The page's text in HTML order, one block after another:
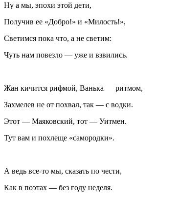
Ну а мы, эпохи этой дети,
Получив ее «Добро!» и «Милость!»,
Светимся пока что, а не светим:
Чуть нам повезло — уже и взвились.
Жан кичится рифмой, Ванька — ритмом,
Захмелев не от похвал, так — с водки.
Этот — Маяковский, тот — Уитмен.
Тут вам и похлеще «самородки».
А ведь все-то мы, сказать по чести,
Как в поэтах — без году неделя.